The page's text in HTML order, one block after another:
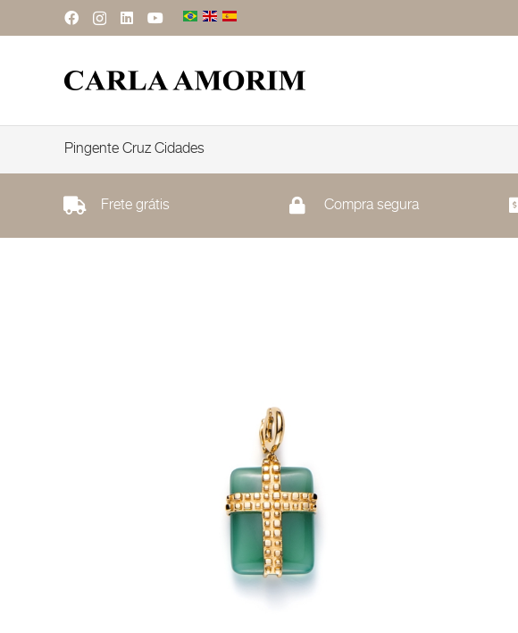
Pingente Cruz Cidades
Frete grátis Compra segura